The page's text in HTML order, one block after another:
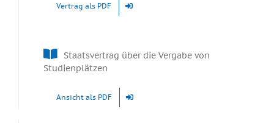
Vertrag als PDF
Staatsvertrag über die Vergabe von
Studienplätzen
Ansicht als PDF